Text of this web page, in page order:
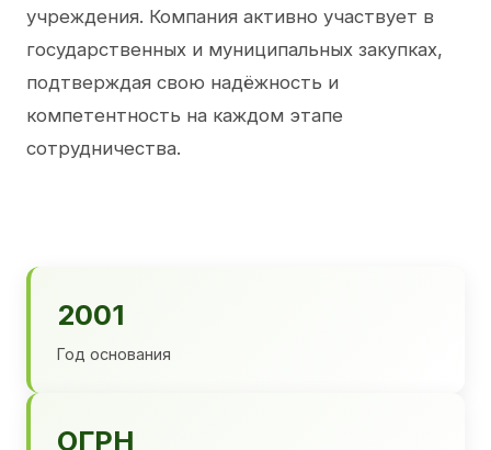
учреждения. Компания активно участвует в
государственных и муниципальных закупках,
подтверждая свою надёжность и
компетентность на каждом этапе
сотрудничества.
2001
Год основания
ОГРН